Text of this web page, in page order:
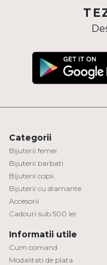
Categorii
Bijuterii femei
Bijuterii barbati
Bijuterii copii
Bijuterii cu diamante
Accesorii
Cadouri sub 500 lei
Informatii utile
Cum comand
Modalitati de plata